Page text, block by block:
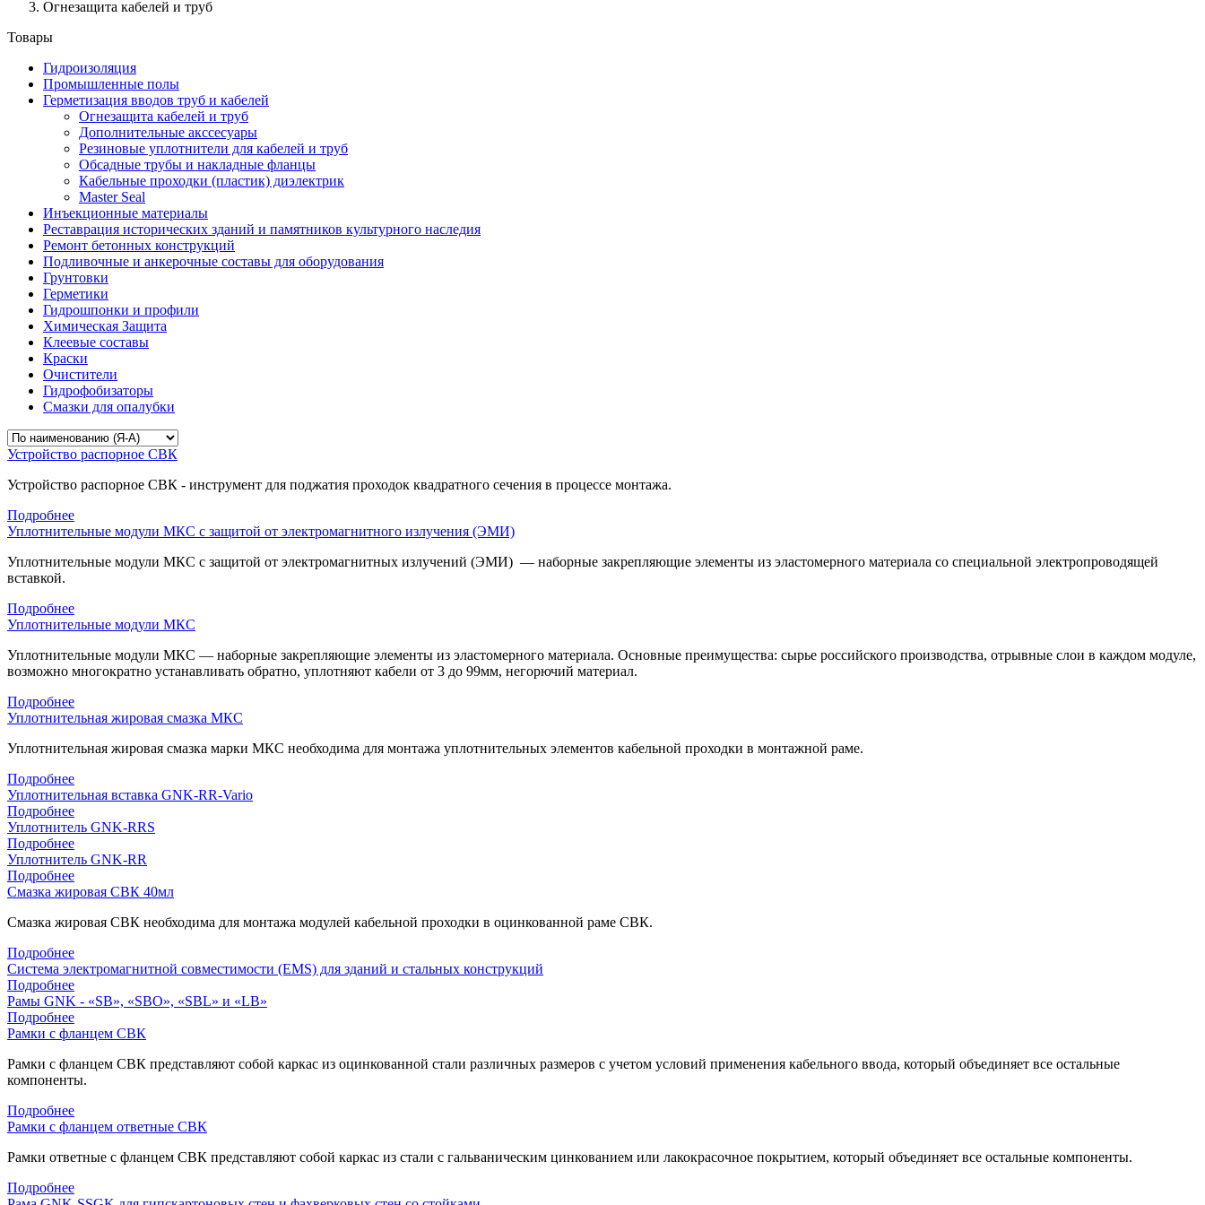
Огнезащита кабелей и труб
Товары
Гидроизоляция
Промышленные полы
Герметизация вводов труб и кабелей
Огнезащита кабелей и труб
Дополнительные акссесуары
Резиновые уплотнители для кабелей и труб
Обсадные трубы и накладные фланцы
Кабельные проходки (пластик) диэлектрик
Master Seal
Инъекционные материалы
Реставрация исторических зданий и памятников культурного наследия
Ремонт бетонных конструкций
Подливочные и анкерочные составы для оборудования
Грунтовки
Герметики
Гидрошпонки и профили
Химическая Защита
Клеевые составы
Краски
Очистители
Гидрофобизаторы
Смазки для опалубки
Устройство распорное СВК
Устройство распорное СВК - инструмент для поджатия проходок квадратного сечения в процессе монтажа.
Подробнее
Уплотнительные модули МКС с защитой от электромагнитного излучения (ЭМИ)
Уплотнительные модули МКС с защитой от электромагнитных излучений (ЭМИ) — наборные закрепляющие элементы из эластомерного материала со специальной электропроводящей
вставкой.
Подробнее
Уплотнительные модули МКС
Уплотнительные модули МКС — наборные закрепляющие элементы из эластомерного материала. Основные преимущества: сырье российского производства, отрывные слои в каждом модуле,
возможно многократно устанавливать обратно, уплотняют кабели от 3 до 99мм, негорючий материал.
Подробнее
Уплотнительная жировая смазка МКС
Уплотнительная жировая смазка марки МКС необходима для монтажа уплотнительных элементов кабельной проходки в монтажной раме.
Подробнее
Уплотнительная вставка GNK-RR-Vario
Подробнее
Уплотнитель GNK-RRS
Подробнее
Уплотнитель GNK-RR
Подробнее
Смазка жировая СВК 40мл
Смазка жировая СВК необходима для монтажа модулей кабельной проходки в оцинкованной раме СВК.
Подробнее
Система электромагнитной совместимости (EMS) для зданий и стальных конструкций
Подробнее
Рамы GNK - «SB», «SBO», «SBL» и «LB»
Подробнее
Рамки с фланцем СВК
Рамки с фланцем СВК представляют собой каркас из оцинкованной стали различных размеров с учетом условий применения кабельного ввода, который объединяет все остальные
компоненты.
Подробнее
Рамки с фланцем ответные СВК
Рамки ответные с фланцем СВК представляют собой каркас из стали с гальваническим цинкованием или лакокрасочное покрытием, который объединяет все остальные компоненты.
Подробнее